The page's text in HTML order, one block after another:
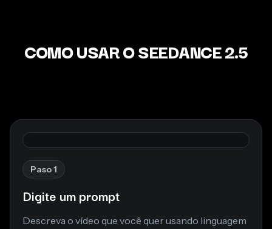
COMO USAR O SEEDANCE 2.5
Paso 1
Digite um prompt
Descreva o vídeo que você quer usando linguagem